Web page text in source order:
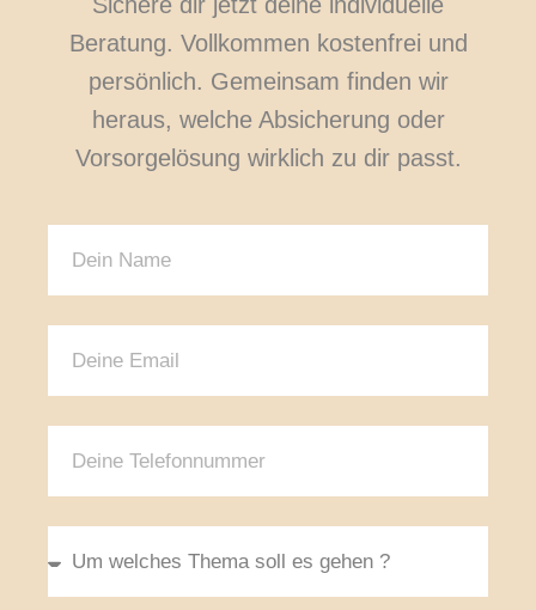
Beratung. Vollkommen kostenfrei und
persönlich. Gemeinsam finden wir
heraus, welche Absicherung oder
Vorsorgelösung wirklich zu dir passt.